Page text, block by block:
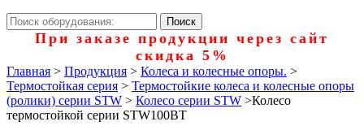
При заказе продукции через сайт
скидка 5%
Главная > Продукция > Колеса и колесные опоры. >
Термостойкая серия > Термостойкие колеса и колесные опоры
(ролики) серии STW > Колесо серии STW >Колесо
термостойкой серии STW100BT